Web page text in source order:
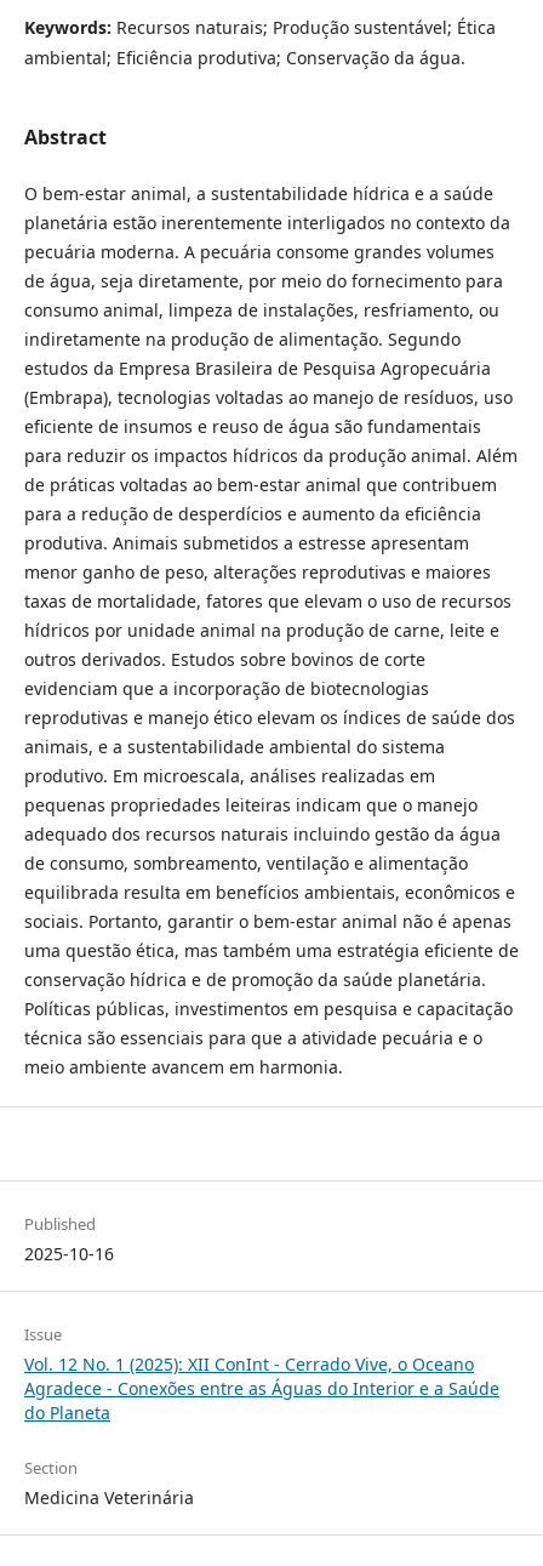
Keywords: Recursos naturais; Produção sustentável; Ética
ambiental; Eficiência produtiva; Conservação da água.
Abstract
O bem-estar animal, a sustentabilidade hídrica e a saúde
planetária estão inerentemente interligados no contexto da
pecuária moderna. A pecuária consome grandes volumes
de água, seja diretamente, por meio do fornecimento para
consumo animal, limpeza de instalações, resfriamento, ou
indiretamente na produção de alimentação. Segundo
estudos da Empresa Brasileira de Pesquisa Agropecuária
(Embrapa), tecnologias voltadas ao manejo de resíduos, uso
eficiente de insumos e reuso de água são fundamentais
para reduzir os impactos hídricos da produção animal. Além
de práticas voltadas ao bem-estar animal que contribuem
para a redução de desperdícios e aumento da eficiência
produtiva. Animais submetidos a estresse apresentam
menor ganho de peso, alterações reprodutivas e maiores
taxas de mortalidade, fatores que elevam o uso de recursos
hídricos por unidade animal na produção de carne, leite e
outros derivados. Estudos sobre bovinos de corte
evidenciam que a incorporação de biotecnologias
reprodutivas e manejo ético elevam os índices de saúde dos
animais, e a sustentabilidade ambiental do sistema
produtivo. Em microescala, análises realizadas em
pequenas propriedades leiteiras indicam que o manejo
adequado dos recursos naturais incluindo gestão da água
de consumo, sombreamento, ventilação e alimentação
equilibrada resulta em benefícios ambientais, econômicos e
sociais. Portanto, garantir o bem-estar animal não é apenas
uma questão ética, mas também uma estratégia eficiente de
conservação hídrica e de promoção da saúde planetária.
Políticas públicas, investimentos em pesquisa e capacitação
técnica são essenciais para que a atividade pecuária e o
meio ambiente avancem em harmonia.
Published
2025-10-16
Issue
Vol. 12 No. 1 (2025): XII ConInt - Cerrado Vive, o Oceano
Agradece - Conexões entre as Águas do Interior e a Saúde
do Planeta
Section
Medicina Veterinária